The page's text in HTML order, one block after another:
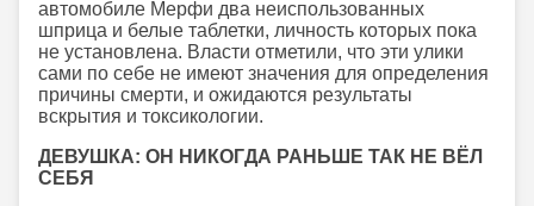
автомобиле Мерфи два неиспользованных
шприца и белые таблетки, личность которых пока
не установлена. Власти отметили, что эти улики
сами по себе не имеют значения для определения
причины смерти, и ожидаются результаты
вскрытия и токсикологии.
ДЕВУШКА: ОН НИКОГДА РАНЬШЕ ТАК НЕ ВЁЛ
СЕБЯ